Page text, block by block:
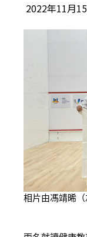
2022年11月
相片由馮靖晞